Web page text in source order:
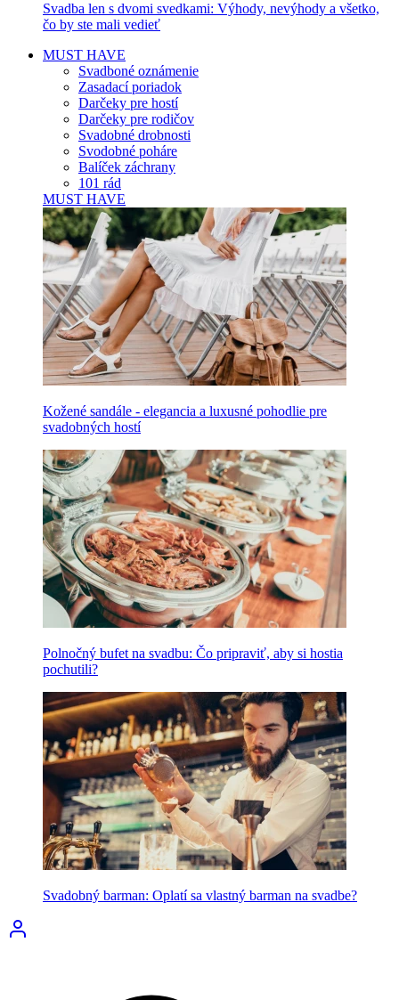
Svadba len s dvomi svedkami: Výhody, nevýhody a všetko,
čo by ste mali vedieť
MUST HAVE
Svadboné oznámenie
Zasadací poriadok
Darčeky pre hostí
Darčeky pre rodičov
Svadobné drobnosti
Svodobné poháre
Balíček záchrany
101 rád
MUST HAVE
Kožené sandále - elegancia a luxusné pohodlie pre
svadobných hostí
Polnočný bufet na svadbu: Čo pripraviť, aby si hostia
pochutili?
Svadobný barman: Oplatí sa vlastný barman na svadbe?